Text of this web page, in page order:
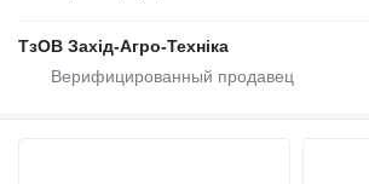
ТзОВ Захід-Агро-Техніка